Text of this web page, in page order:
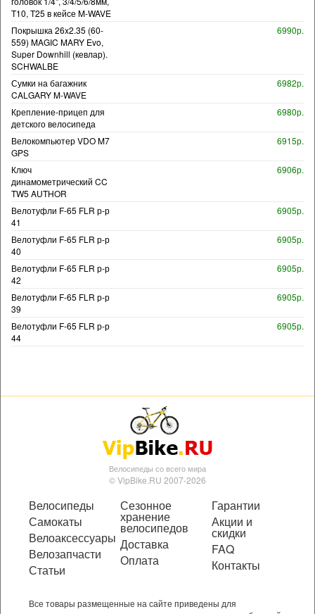
T10, T25 в кейсе M-WAVE
Покрышка 26x2.35 (60-
559) MAGIC MARY Evo,
Super Downhill (кевлар).
SCHWALBE
6990р.
Сумки на багажник
CALGARY M-WAVE
6982р.
Крепление-прицеп для
детского велосипеда
6980р.
Велокомпьютер VDO M7
GPS
6915р.
Ключ
динамометрический CC
TW5 AUTHOR
6906р.
Велотуфли F-65 FLR р-р
41
6905р.
Велотуфли F-65 FLR р-р
40
6905р.
Велотуфли F-65 FLR р-р
42
6905р.
Велотуфли F-65 FLR р-р
39
6905р.
Велотуфли F-65 FLR р-р
44
6905р.
Велосипеды со всего мира
© VipBike.RU 2007-2026
Велосипеды
Самокаты
Велоаксессуары
Велозапчасти
Статьи
Сезонное
хранение
велосипедов
Доставка
Оплата
Гарантии
Акции и
скидки
FAQ
Контакты
Все товары размещенные на сайте приведены для